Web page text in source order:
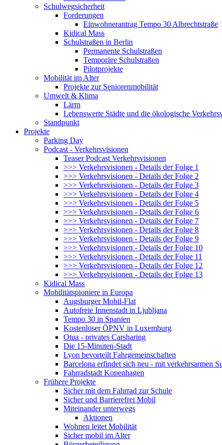
Schulwegsicherheit
Forderungen
Einwohnerantrag Tempo 30 Albrechtstraße
Kidical Mass
Schulstraßen in Berlin
Permanente Schulstraßen
Temporäre Schulstraßen
Pilotprojekte
Mobilität im Alter
Projekte zur Seniorenmobilität
Umwelt & Klima
Lärm
Lebenswerte Städte und die ökologische
Standpunkt
Projekte
Parking Day
Podcast - Verkehrsvisionen
Teaser Podcast Verkehrsvisionen
>>> Verkehrsvisionen - Details der Folge 1
>>> Verkehrsvisionen - Details der Folge 2
>>> Verkehrsvisionen - Details der Folge 3
>>> Verkehrsvisionen - Details der Folge 4
>>> Verkehrsvisionen - Details der Folge 5
>>> Verkehrsvisionen - Details der Folge 6
>>> Verkehrsvisionen - Details der Folge 7
>>> Verkehrsvisionen - Details der Folge 8
>>> Verkehrsvisionen - Details der Folge 9
>>> Verkehrsvisionen - Details der Folge 10
>>> Verkehrsvisionen - Details der Folge 11
>>> Verkehrsvisionen - Details der Folge 12
>>> Verkehrsvisionen - Details der Folge 13
Kidical Mass
Mobilitätspioniere in Europa
Augsburger Mobil-Flat
Autofreie Innenstadt in Ljubljana
Tempo 30 in Spanien
Kostenloser ÖPNV in Luxemburg
Otua - privates Carsharing
Die 15-Minuten-Stadt
Lyon bevorteilt Fahrgemeinschaften
Barcelona erfindet sich neu - mit verkehrsarmen
Fahrradstadt Kopenhagen
Frühere Projekte
Sicher mit dem Fahrrad zur Schule
Sicher und Barrierefrei Mobil
Miteinander unterwegs
Aktionen
Wohnen leitet Mobilität
Sicher mobil im Alter